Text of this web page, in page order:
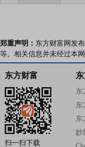
郑重声明： 东方财富网发
等。相关信息并未经过本